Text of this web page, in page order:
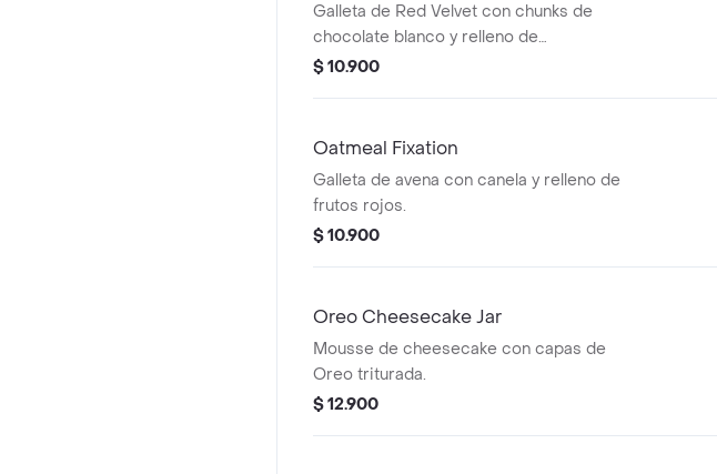
Galleta de Red Velvet con chunks de
chocolate blanco y relleno de
Cheesecake.
$ 10.900
Oatmeal Fixation
Galleta de avena con canela y relleno de
frutos rojos.
$ 10.900
Oreo Cheesecake Jar
Mousse de cheesecake con capas de
Oreo triturada.
$ 12.900